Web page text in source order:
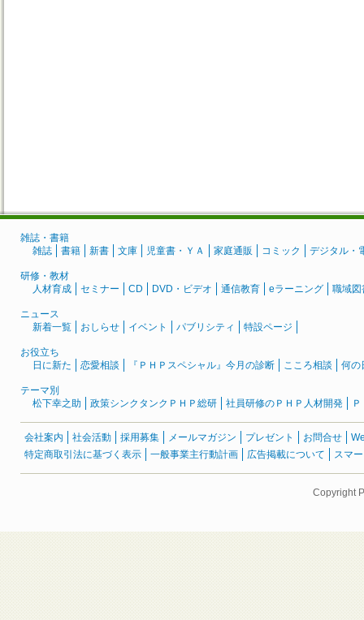
雑誌・書籍
雑誌
書籍 新書 文庫 児童書・ＹＡ 家庭通販 コミック デジタル・
研修・教材
人材育成
セミナー CD DVD・ビデオ 通信教育 eラーニング 職域図
ニュース
新着一覧
おしらせ イベント パブリシティ 特設ページ
お役立ち
日に新た
恋愛相談 『ＰＨＰスペシャル』今月の診断 こころ相談 何の
テーマ別
松下幸之助
政策シンクタンクＰＨＰ総研 社員研修のＰＨＰ人材開発
会社案内 社会活動 採用募集 メールマガジン プレゼント お問合せ
特定商取引法に基づく表示
一般事業主行動計画 広告掲載について スマ
Copyright